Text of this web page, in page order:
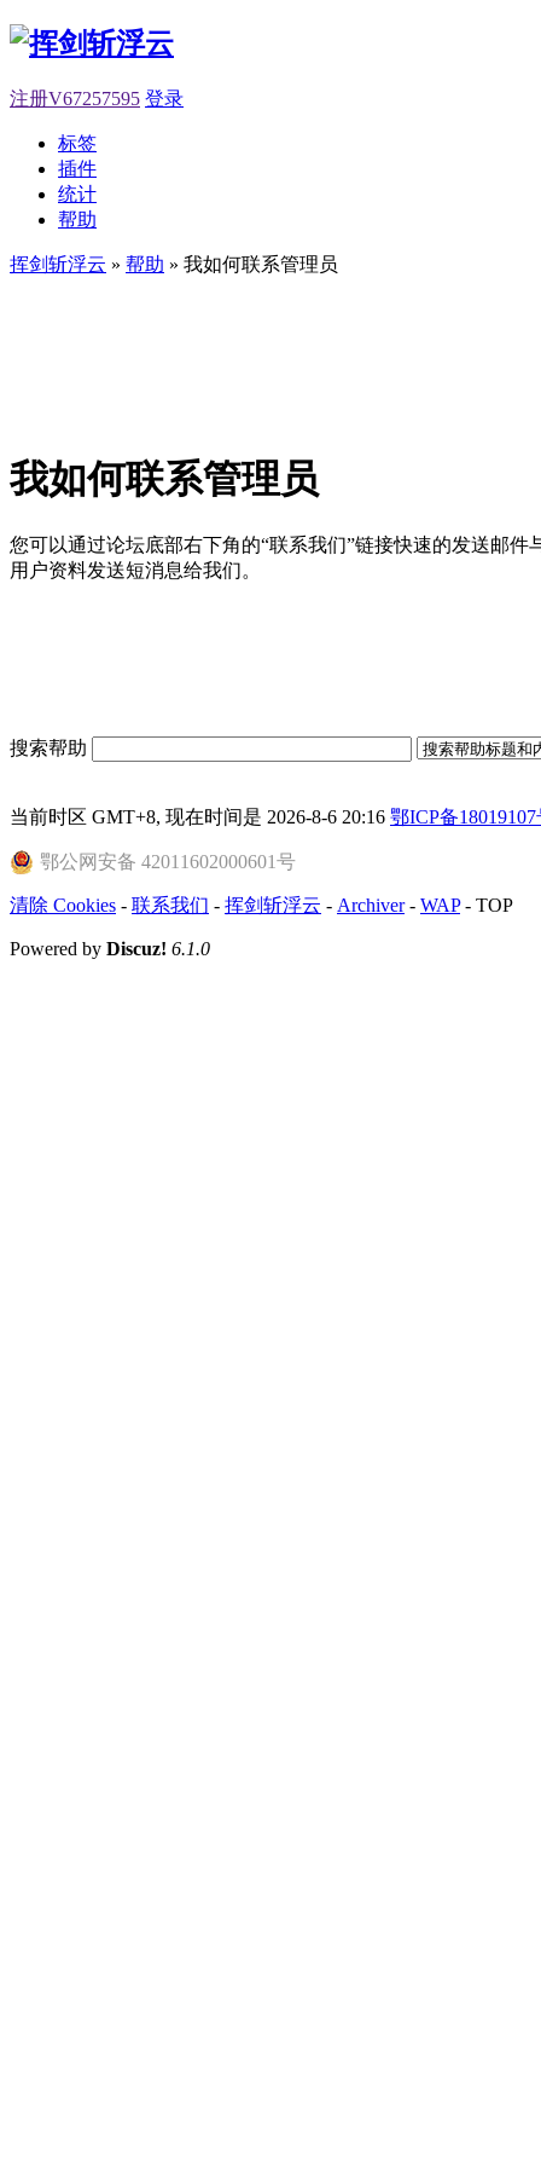
注册V67257595 登录
标签
插件
统计
帮助
挥剑斩浮云 » 帮助 » 我如何联系管理员
我如何联系管理员
您可以通过论坛底部右下角的“联系我们”链接快速的发送邮
用户资料发送短消息给我们。
搜索帮助
当前时区 GMT+8, 现在时间是 2026-8-6 20:16 鄂ICP备18019107
鄂公网安备 42011602000601号
清除 Cookies - 联系我们 - 挥剑斩浮云 - Archiver- WAP- TOP
Powered by Discuz! 6.1.0